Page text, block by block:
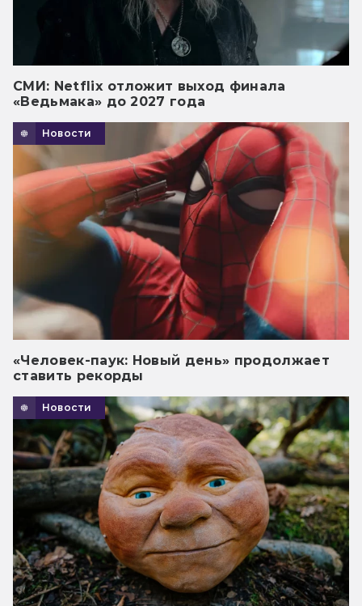
СМИ: Netflix отложит выход финала
«Ведьмака» до 2027 года
Новости
«Человек-паук: Новый день» продолжает
ставить рекорды
Новости